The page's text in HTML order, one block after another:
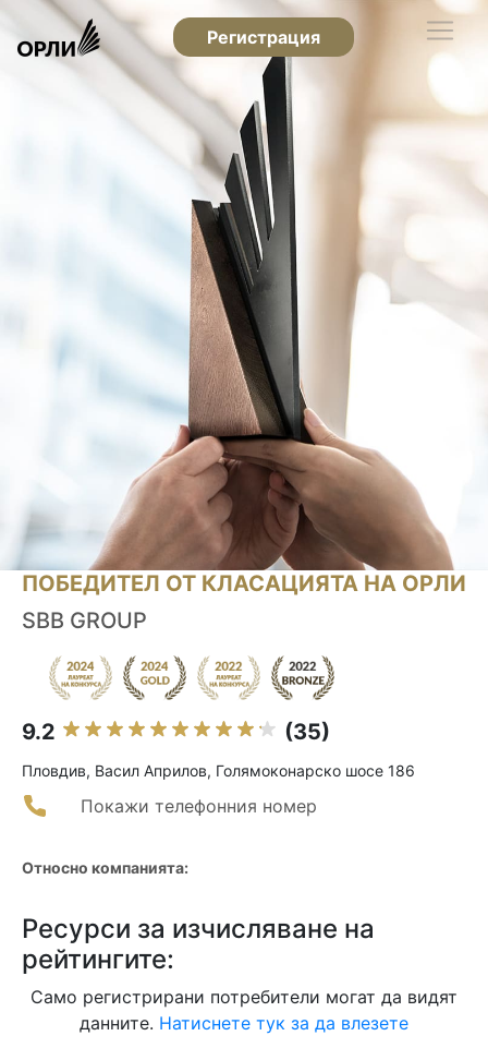
Регистрация
ПОБЕДИТЕЛ ОТ КЛАСАЦИЯТА НА ОРЛИ
SBB GROUP
9.2 (35)
Пловдив, Васил Априлов, Голямоконарско шосе 186
Покажи телефонния номер
Относно компанията:
Ресурси за изчисляване на
рейтингите:
Само регистрирани потребители могат да видят
данните. Натиснете тук за да влезете